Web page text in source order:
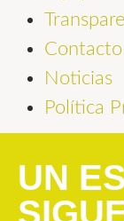
Contacto
Noticias
Política
UN